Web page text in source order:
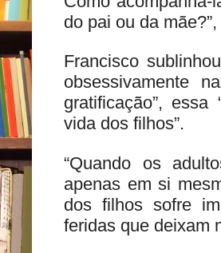
do pai ou da
Francisco
obsessivamente
gratificação”,
vida dos filhos”.
“Quando os
apenas em si
dos filhos sofre
feridas que deixam